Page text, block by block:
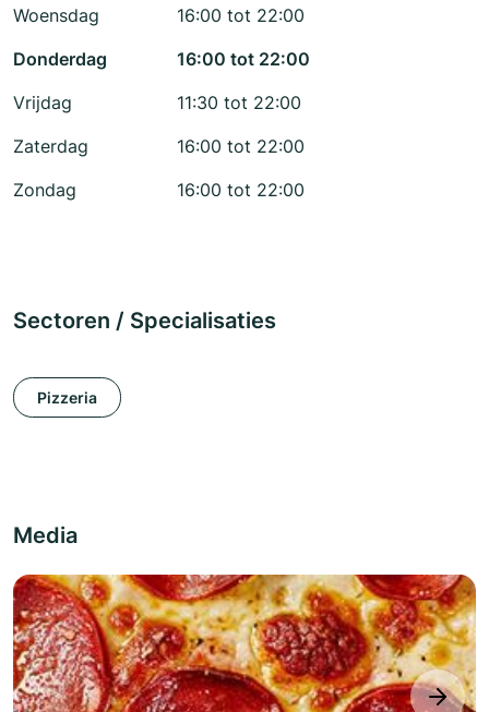
Woensdag
16:00 tot 22:00
Donderdag
16:00 tot 22:00
Vrijdag
11:30 tot 22:00
Zaterdag
16:00 tot 22:00
Zondag
16:00 tot 22:00
Sectoren / Specialisaties
Pizzeria
Media
next